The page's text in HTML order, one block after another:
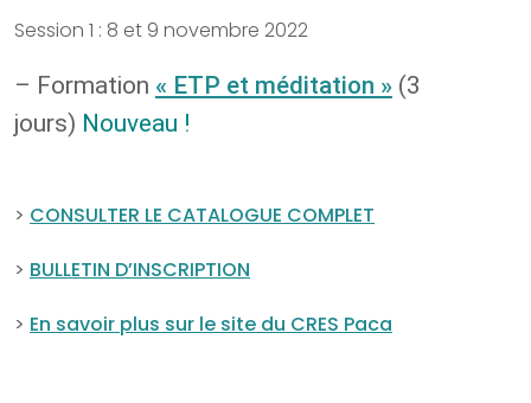
Session 1 : 8 et 9 novembre 2022
– Formation « ETP et méditation » (3
jours) Nouveau !
> CONSULTER LE CATALOGUE COMPLET
> BULLETIN D’INSCRIPTION
> En savoir plus sur le site du CRES Paca